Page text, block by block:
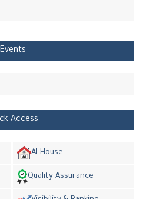
Events
Access
AI House
Quality Assurance